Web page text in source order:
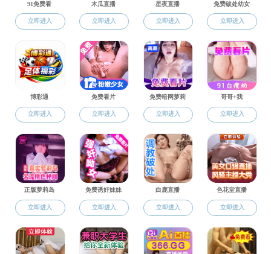
理论学习
工作动态
国产
务，认
行政治
7个。
部”称号